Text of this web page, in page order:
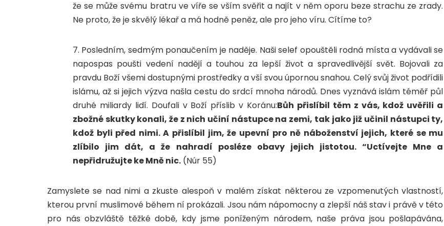
že se může svému bratru ve víře se vším svěřit a najít v něm oporu beze strachu ze zrady.
Ne proto, že je skvělý lékař a má hodně peněz, ale pro jeho víru. Cítíme to?
7. Posledním, sedmým ponaučením je naděje. Naši selef opouštěli rodná místa a vydávali se
napospas poušti vedení nadějí a touhou za lepší život a spravedlivější svět. Bojovali za
pravdu Boží všemi dostupnými prostředky a vší svou úpornou snahou. Celý svůj život podřídili
islámu, až si jejich výzva našla cestu do srdcí mnoha národů. Dnes vyznává islám téměř půl
druhé miliardy lidí. Doufali v Boží příslib v Koránu:Bůh přislíbil těm z vás, kdož uvěřili a
zbožné skutky konali, že z nich učiní nástupce na zemi, tak jako již učinil nástupci ty,
kdož byli před nimi. A přislíbil jim, že upevní pro ně náboženství jejich, které se mu
zlíbilo jim dát, a že nahradí posléze obavy jejich jistotou. “Uctívejte Mne a
nepřidružujte ke Mně nic. (Núr 55)
Zamyslete se nad nimi a zkuste alespoň v malém získat některou ze vzpomenutých vlastností,
kterou první muslimové během ní prokázali. Jsou nám nápomocny a zlepší náš stav i právě v této
pro nás obzvláště těžké době, kdy jsme poníženým národem, naše práva jsou pošlapávána,